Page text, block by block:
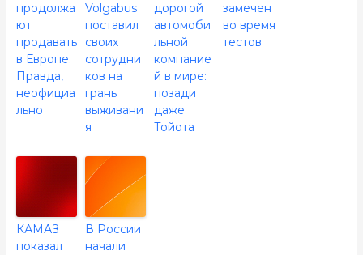
продолжа
ют
продавать
в Европе.
Правда,
неофициа
льно
Volgabus
поставил
своих
сотрудни
ков на
грань
выживани
я
дорогой
автомоби
льной
компание
й в мире:
позади
даже
Тойота
замечен
во время
тестов
КАМАЗ
показал
В России
начали